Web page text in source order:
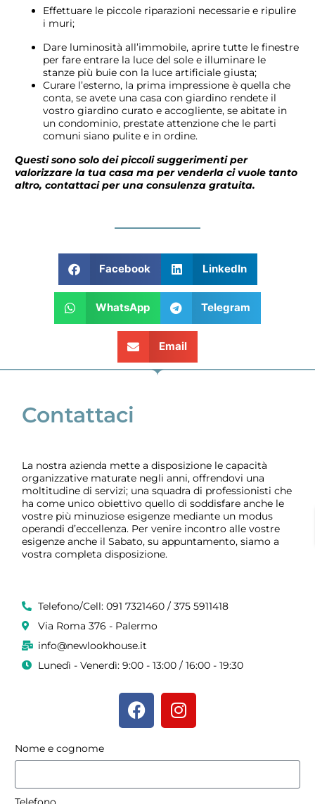
Effettuare le piccole riparazioni necessarie e ripulire
i muri;
Dare luminosità all’immobile, aprire tutte le finestre
per fare entrare la luce del sole e illuminare le
stanze più buie con la luce artificiale giusta;
Curare l’esterno, la prima impressione è quella che
conta, se avete una casa con giardino rendete il
vostro giardino curato e accogliente, se abitate in
un condominio, prestate attenzione che le parti
comuni siano pulite e in ordine.
Questi sono solo dei piccoli suggerimenti per
valorizzare la tua casa ma per venderla ci vuole tanto
altro, contattaci per una consulenza gratuita.
Facebook LinkedIn
WhatsApp Telegram
Email
Contattaci
La nostra azienda mette a disposizione le capacità
organizzative maturate negli anni, offrendovi una
moltitudine di servizi; una squadra di professionisti che
ha come unico obiettivo quello di soddisfare anche le
vostre più minuziose esigenze mediante un modus
operandi d’eccellenza. Per venire incontro alle vostre
esigenze anche il Sabato, su appuntamento, siamo a
vostra completa disposizione.
Telefono/Cell: 091 7321460 / 375 5911418
Via Roma 376 - Palermo
info@newlookhouse.it
Lunedì - Venerdì: 9:00 - 13:00 / 16:00 - 19:30
Nome e cognome